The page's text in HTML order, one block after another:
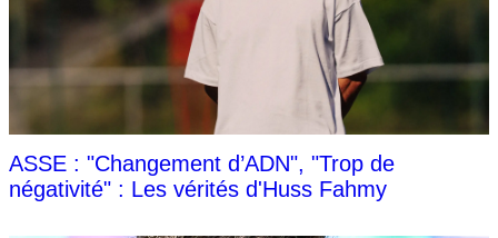
ASSE : "Changement d’ADN", "Trop de
négativité" : Les vérités d'Huss Fahmy